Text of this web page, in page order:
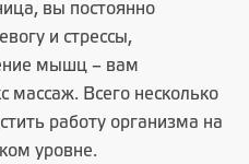
вы постоянно
и стрессы,
мышц – вам
массаж. Всего несколько
работу организма на
уровне.